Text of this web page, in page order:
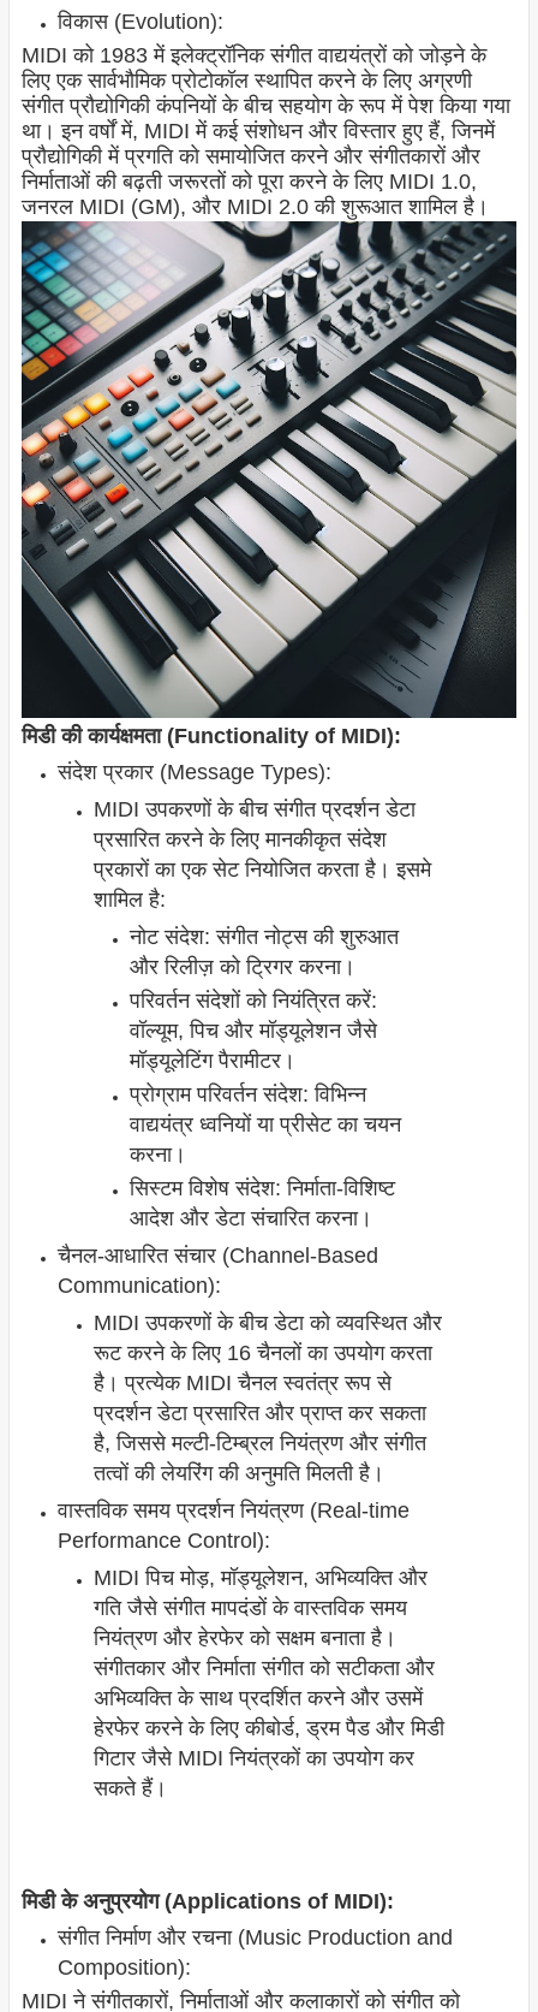
विकास (Evolution):
MIDI को 1983 में इलेक्ट्रॉनिक संगीत वाद्ययंत्रों को जोड़ने के
लिए एक सार्वभौमिक प्रोटोकॉल स्थापित करने के लिए अग्रणी
संगीत प्रौद्योगिकी कंपनियों के बीच सहयोग के रूप में पेश किया गया
था। इन वर्षों में, MIDI में कई संशोधन और विस्तार हुए हैं, जिनमें
प्रौद्योगिकी में प्रगति को समायोजित करने और संगीतकारों और
निर्माताओं की बढ़ती जरूरतों को पूरा करने के लिए MIDI 1.0,
जनरल MIDI (GM), और MIDI 2.0 की शुरूआत शामिल है।
मिडी की कार्यक्षमता (Functionality of MIDI):
संदेश प्रकार (Message Types):
MIDI उपकरणों के बीच संगीत प्रदर्शन डेटा
प्रसारित करने के लिए मानकीकृत संदेश
प्रकारों का एक सेट नियोजित करता है। इसमे
शामिल है:
नोट संदेश: संगीत नोट्स की शुरुआत
और रिलीज़ को ट्रिगर करना।
परिवर्तन संदेशों को नियंत्रित करें:
वॉल्यूम, पिच और मॉड्यूलेशन जैसे
मॉड्यूलेटिंग पैरामीटर।
प्रोग्राम परिवर्तन संदेश: विभिन्न
वाद्ययंत्र ध्वनियों या प्रीसेट का चयन
करना।
सिस्टम विशेष संदेश: निर्माता-विशिष्ट
आदेश और डेटा संचारित करना।
चैनल-आधारित संचार (Channel-Based
Communication):
MIDI उपकरणों के बीच डेटा को व्यवस्थित और
रूट करने के लिए 16 चैनलों का उपयोग करता
है। प्रत्येक MIDI चैनल स्वतंत्र रूप से
प्रदर्शन डेटा प्रसारित और प्राप्त कर सकता
है, जिससे मल्टी-टिम्ब्रल नियंत्रण और संगीत
तत्वों की लेयरिंग की अनुमति मिलती है।
वास्तविक समय प्रदर्शन नियंत्रण (Real-time
Performance Control):
MIDI पिच मोड़, मॉड्यूलेशन, अभिव्यक्ति और
गति जैसे संगीत मापदंडों के वास्तविक समय
नियंत्रण और हेरफेर को सक्षम बनाता है।
संगीतकार और निर्माता संगीत को सटीकता और
अभिव्यक्ति के साथ प्रदर्शित करने और उसमें
हेरफेर करने के लिए कीबोर्ड, ड्रम पैड और मिडी
गिटार जैसे MIDI नियंत्रकों का उपयोग कर
सकते हैं।
मिडी के अनुप्रयोग (Applications of MIDI):
संगीत निर्माण और रचना (Music Production and
Composition):
MIDI ने संगीतकारों, निर्माताओं और कलाकारों को संगीत को